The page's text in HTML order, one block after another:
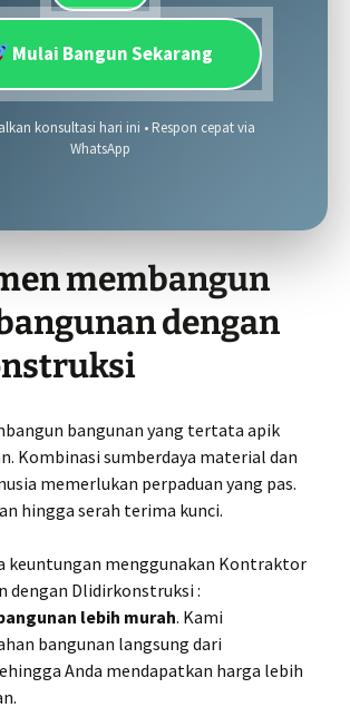
Mulai Bangun Sekarang
konsultasi hari ini • Respon cepat via
WhatsApp
membangun
dengan
bangunan yang tertata apik
Kombinasi sumberdaya material dan
memerlukan perpaduan yang pas.
hingga serah terima kunci.
keuntungan menggunakan Kontraktor
dengan Dlidirkonstruksi :
lebih murah. Kami
bangunan langsung dari
Anda mendapatkan harga lebih